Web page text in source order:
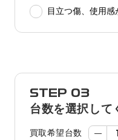
目立つ傷、使用感
STEP 03
台数を選択して
買取希望台数